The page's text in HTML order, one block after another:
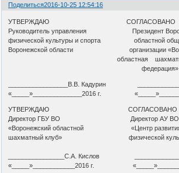
Поделиться2016-10-25 12:54:16
УТВЕРЖДАЮ СОГЛАСОВАНО
Руководитель управления Президент
физической культуры и спорта
Воронежской области организации
областная
федерация»
_________________В.В. Кадурин
«_____»______________2016 г.
УТВЕРЖДАЮ СОГЛАСОВАНО
Директор ГБУ ВО Директор АУ ВО
«Воронежский областной «Центр
шахматный клуб» физической
________________С.А. Кислов
«_____»____________2016 г.